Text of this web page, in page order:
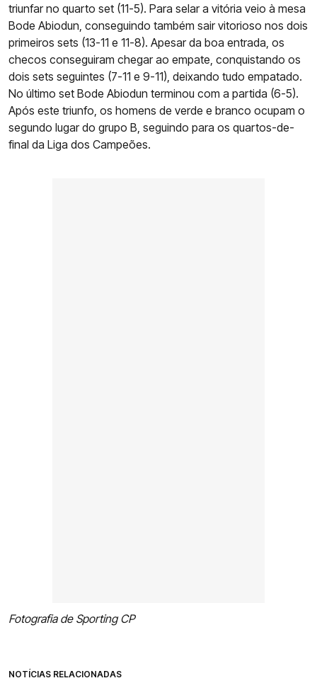
triunfar no quarto set (11-5). Para selar a vitória veio à mesa
Bode Abiodun, conseguindo também sair vitorioso nos dois
primeiros sets (13-11 e 11-8). Apesar da boa entrada, os
checos conseguiram chegar ao empate, conquistando os
dois sets seguintes (7-11 e 9-11), deixando tudo empatado.
No último set Bode Abiodun terminou com a partida (6-5).
Após este triunfo, os homens de verde e branco ocupam o
segundo lugar do grupo B, seguindo para os quartos-de-
final da Liga dos Campeões.
Fotografia de Sporting CP
NOTÍCIAS RELACIONADAS